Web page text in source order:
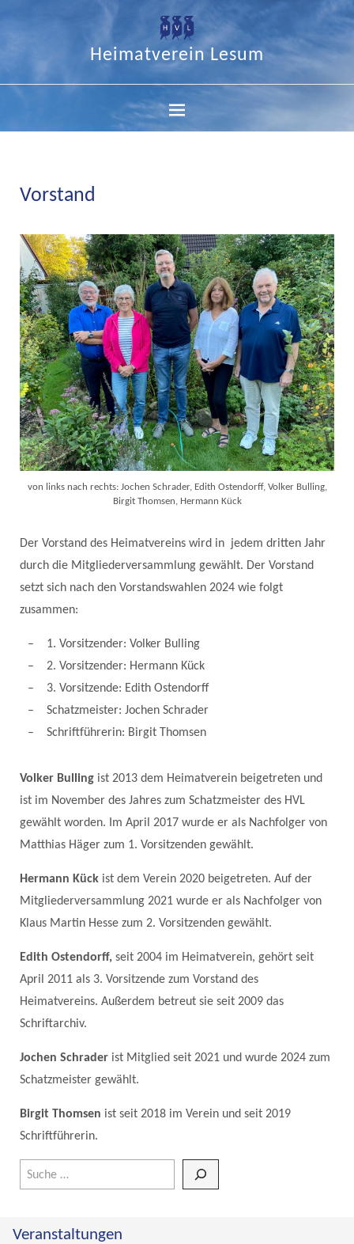
Heimatverein Lesum
Vorstand
von links nach rechts: Jochen Schrader, Edith Ostendorff, Volker Bulling,
Birgit Thomsen, Hermann Kück
Der Vorstand des Heimatvereins wird in jedem dritten Jahr
durch die Mitgliederversammlung gewählt. Der Vorstand
setzt sich nach den Vorstandswahlen 2024 wie folgt
zusammen:
1. Vorsitzender: Volker Bulling
2. Vorsitzender: Hermann Kück
3. Vorsitzende: Edith Ostendorff
Schatzmeister: Jochen Schrader
Schriftführerin: Birgit Thomsen
Volker Bulling ist 2013 dem Heimatverein beigetreten und
ist im November des Jahres zum Schatzmeister des HVL
gewählt worden. Im April 2017 wurde er als Nachfolger von
Matthias Häger zum 1. Vorsitzenden gewählt.
Hermann Kück ist dem Verein 2020 beigetreten. Auf der
Mitgliederversammlung 2021 wurde er als Nachfolger von
Klaus Martin Hesse zum 2. Vorsitzenden gewählt.
Edith Ostendorff, seit 2004 im Heimatverein, gehört seit
April 2011 als 3. Vorsitzende zum Vorstand des
Heimatvereins. Außerdem betreut sie seit 2009 das
Schriftarchiv.
Jochen Schrader ist Mitglied seit 2021 und wurde 2024 zum
Schatzmeister gewählt.
Birgit Thomsen ist seit 2018 im Verein und seit 2019
Schriftführerin.
Veranstaltungen